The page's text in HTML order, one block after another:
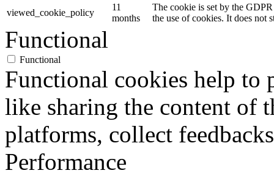
viewed_cookie_policy
11
months
The cookie is set by the
the use of cookies. It does not
Functional
Functional
Functional cookies help to
like sharing the content of
platforms, collect
Performance